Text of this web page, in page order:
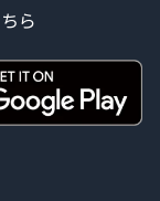
ら